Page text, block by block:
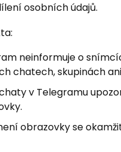
osobních údajů.
neinformuje o
chatech, skupinách
v Telegramu
obrazovky se